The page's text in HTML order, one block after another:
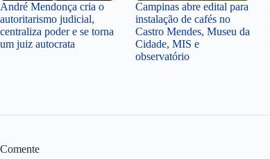
André Mendonça cria o
autoritarismo judicial,
centraliza poder e se torna
um juiz autocrata
Campinas abre edital para
instalação de cafés no
Castro Mendes, Museu da
Cidade, MIS e
observatório
Comente